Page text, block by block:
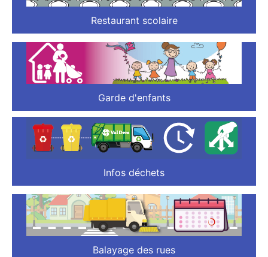
Restaurant scolaire
Garde d'enfants
Infos déchets
Balayage des rues